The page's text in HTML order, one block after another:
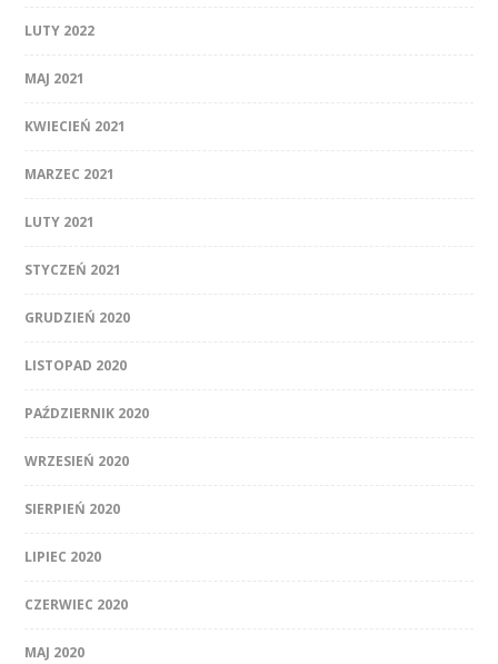
LUTY 2022
MAJ 2021
KWIECIEŃ 2021
MARZEC 2021
LUTY 2021
STYCZEŃ 2021
GRUDZIEŃ 2020
LISTOPAD 2020
PAŹDZIERNIK 2020
WRZESIEŃ 2020
SIERPIEŃ 2020
LIPIEC 2020
CZERWIEC 2020
MAJ 2020